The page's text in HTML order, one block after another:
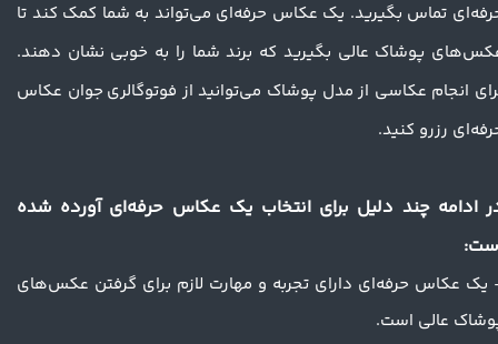
تماس بگیرید. یک عکاس حرفه‌ای می‌تواند به شما کمک کند تا
پوشاک عالی بگیرید که برند شما را به خوبی نشان دهند.
انجام عکاسی از مدل پوشاک می‌توانید از فوتوگالری جوان عکاس
رزرو کنید.
ادامه چند دلیل برای انتخاب یک عکاس حرفه‌ای آورده شده
یک عکاس حرفه‌ای دارای تجربه و مهارت لازم برای گرفتن عکس‌های
عالی است.